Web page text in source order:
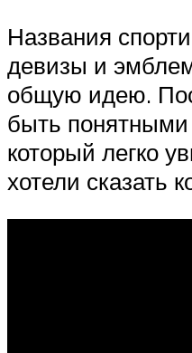
Названия
девизы и
общую идею.
быть понятными
который легко
хотели сказать